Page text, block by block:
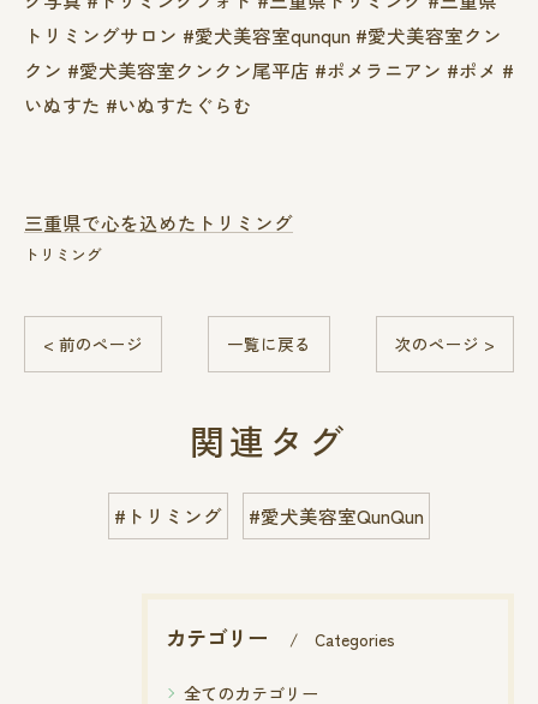
トリミングサロン #愛犬美容室qunqun #愛犬美容室クン
クン #愛犬美容室クンクン尾平店 #ポメラニアン #ポメ #
いぬすた #いぬすたぐらむ
三重県で心を込めたトリミング
トリミング
< 前のページ 一覧に戻る 次のページ >
関連タグ
#トリミング #愛犬美容室QunQun
カテゴリー Categories
全てのカテゴリー